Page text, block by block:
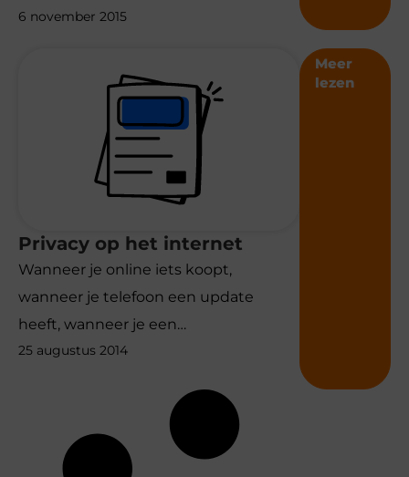
6 november 2015
Privacy op het internet
Wanneer je online iets koopt,
wanneer je telefoon een update
heeft, wanneer je een…
25 augustus 2014
Meer
lezen